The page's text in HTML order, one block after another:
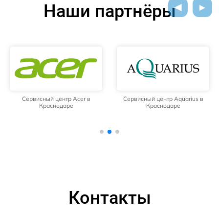
Наши партнёры
Сервисный центр Acer в
Краснодаре
Сервисный центр Aquarius в
Краснодаре
Контакты